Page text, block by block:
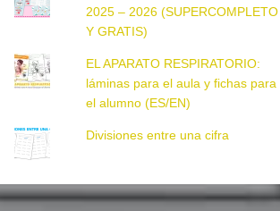
2025 – 2026 (SUPERCOMPLETO
Y GRATIS)
EL APARATO RESPIRATORIO:
láminas para el aula y fichas para
el alumno (ES/EN)
Divisiones entre una cifra